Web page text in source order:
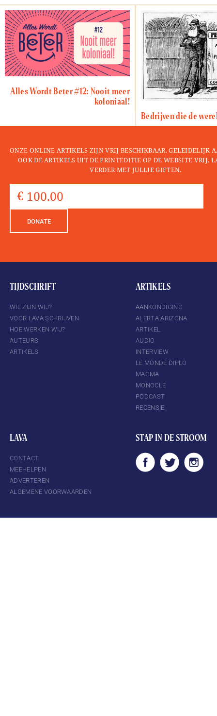
Alles Wordt Beter #12: Nooit meer
koloniaal!
Bedrijven die de
ONZE ONLINE ARTIKELS ZIJN VRIJ BESCHIKBAAR. GELEIDELIJK
OOK DE ARTIKELS UIT DE PRINTEDITIE OP DE WEBSITE VRIJ.
VERDER MET JULLIE GIFTEN.
DONATE
TIJDSCHRIFT
WIE ZIJN WIJ?
VOOR LAVA SCHRIJVEN
HOE WERKEN WIJ?
AUTEURS
ARTIKELS
ARTIKELS
AANKONDIGING
ALERTA ARIZONA
ARTIKEL
AUDIO
INTERVIEW
LE MONDE DIPLO
MAGMA
MONOCLE
PODCAST
RECENSIE
LAVA
CONTACT
MEEHELPEN
ADVERTEREN
ALGEMENE VOORWAARDEN
STAP IN DE STROOM